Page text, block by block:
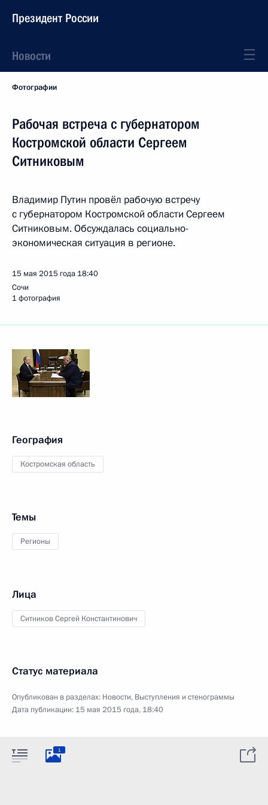
Президент России
Новости
Фотографии
Рабочая встреча с губернатором
Костромской области Сергеем
Ситниковым
Владимир Путин провёл рабочую встречу
с губернатором Костромской области Сергеем
Ситниковым. Обсуждалась социально-
экономическая ситуация в регионе.
15 мая 2015 года 18:40
Сочи
1 фотография
География
Костромская область
Темы
Регионы
Лица
Ситников Сергей Константинович
Статус материала
Опубликован в разделах: Новости, Выступления и стенограммы
Дата публикации: 15 мая 2015 года, 18:40
1